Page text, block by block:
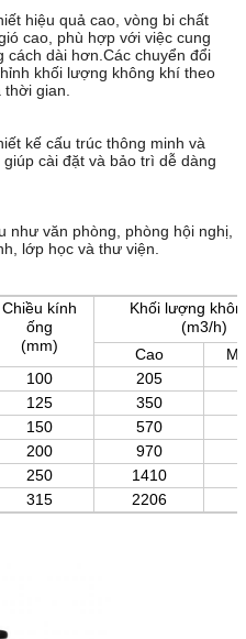
hiệu quả cao, vòng bi chất
cao, phù hợp với việc cung
cách dài hơn.Các chuyển đổi
khối lượng không khí theo
thời gian.
kế cấu trúc thông minh và
cài đặt và bảo trì dễ dàng
như văn phòng, phòng hội nghị,
lớp học và thư viện.
Chiều kính
ống
(mm)
Khối lượng
(m3/h)
Cao
100 205
125 350
150 570
200 970
250 1410
315 2206